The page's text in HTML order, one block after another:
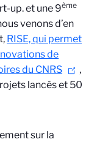
up.et une 9ème
venons d’en
RISE, qui permet
de
du CNRS
,
lancés et 50
sur la